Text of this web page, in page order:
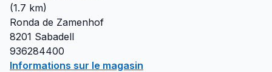
(1.7 km)
Ronda de Zamenhof
8201 Sabadell
936284400
Informations sur le magasin